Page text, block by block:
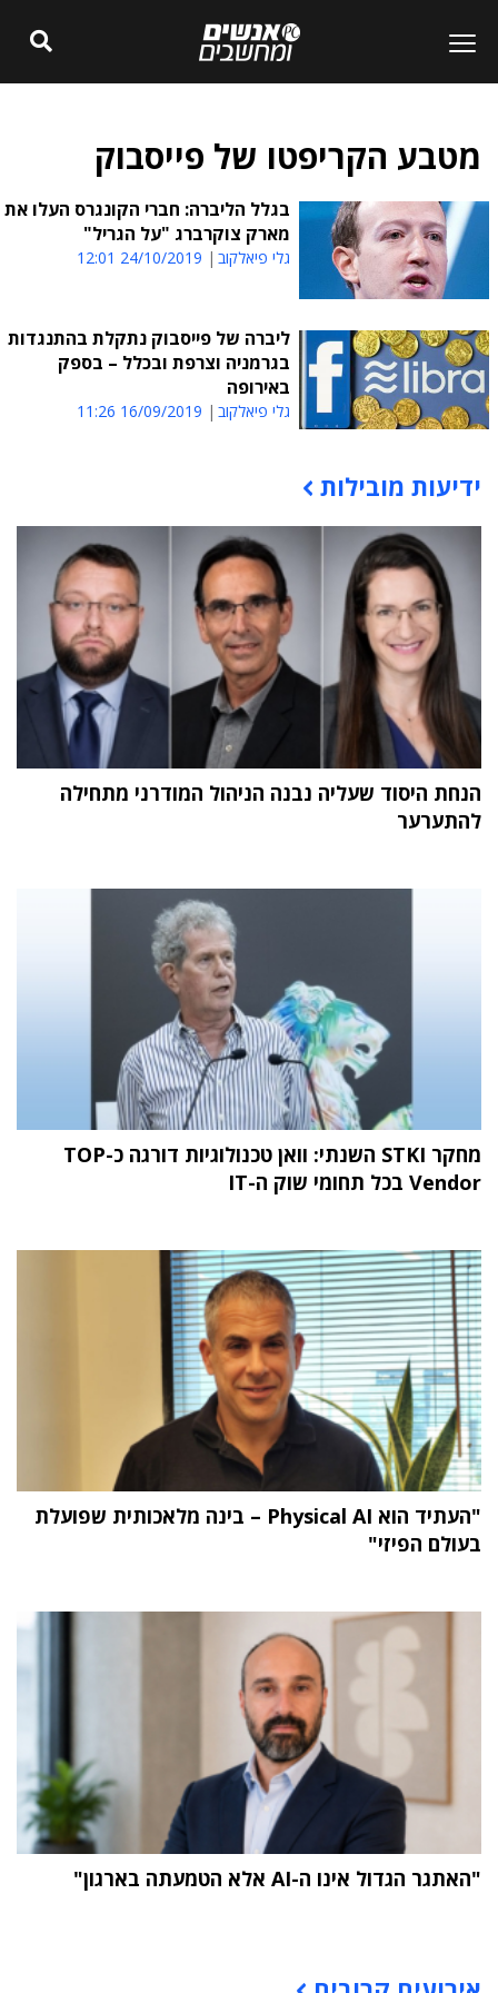
מטבע הקריפטו של פייסבוק
בגלל הליברה: חברי הקונגרס העלו את
מארק צוקרברג "על הגריל"
גלי פיאלקוב 24/10/2019 12:01
ליברה של פייסבוק נתקלת בהתנגדות
בגרמניה וצרפת ובכלל – בספק
באירופה
גלי פיאלקוב 16/09/2019 11:26
תוכן פרסומי
ידיעות מובילות
הנחת היסוד שעליה נבנה הניהול המודרני מתחילה
להתערער
מחקר STKI השנתי: וואן טכנולוגיות דורגה כ-TOP
Vendor בכל תחומי שוק ה-IT
"העתיד הוא Physical AI – בינה מלאכותית שפועלת
בעולם הפיזי"
"האתגר הגדול אינו ה-AI אלא הטמעתה בארגון"